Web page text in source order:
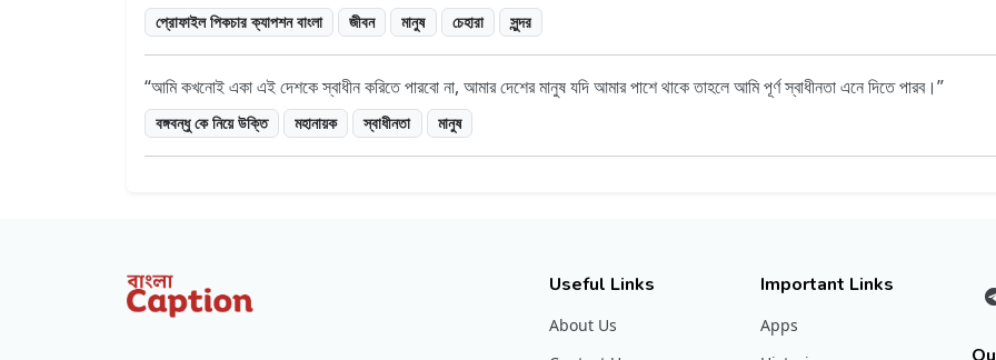
প্রোফাইল পিকচার ক্যাপশন বাংলা জীবন মানুষ চেহারা সুন্দর
আমি কখনোই একা এই দেশকে স্বাধীন করিতে পারবো না, আমার দেশের মানুষ যদি আমার পাশে থাকে তাহলে আমি পূর্ণ স্বাধীনতা এনে দিতে পারব।
বঙ্গবন্ধু কে নিয়ে উক্তি মহানায়ক স্বাধীনতা মানুষ
Useful Links
About Us
Important Links
Apps